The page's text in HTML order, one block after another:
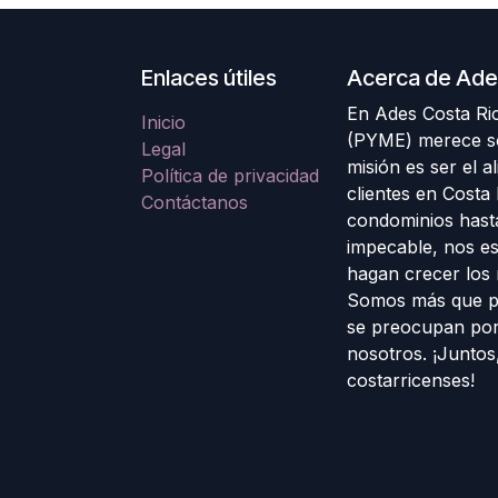
Enlaces útiles
Inicio
Legal
Política de privacidad
Contáctanos
Acerca de
En Ades Costa
(PYME) merece
misión es ser el
clientes en Costa
condominios
impecable, nos
hagan crecer los
Somos más que
se preocupan
nosotros.
costarricenses!